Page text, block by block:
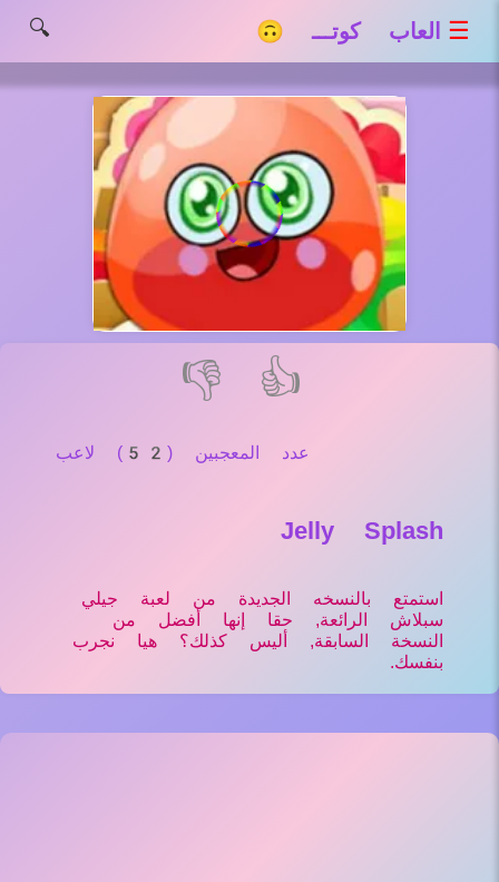
☰ العاب كوتـــ 🙃 🔍
👍
👎
عدد المعجبين (52) لاعب
Jelly Splash
استمتع بالنسخه الجديدة من لعبة جيلي
سبلاش الرائعة, حقا إنها أفضل من
النسخة السابقة, أليس كذلك؟ هيا نجرب
بنفسك.